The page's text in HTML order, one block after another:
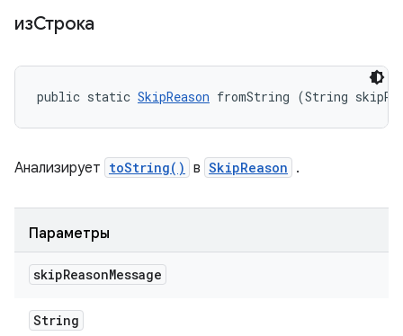
изСтрока
public static SkipReason fromString (String
Анализирует toString() в SkipReason .
Параметры
skipReasonMessage
String